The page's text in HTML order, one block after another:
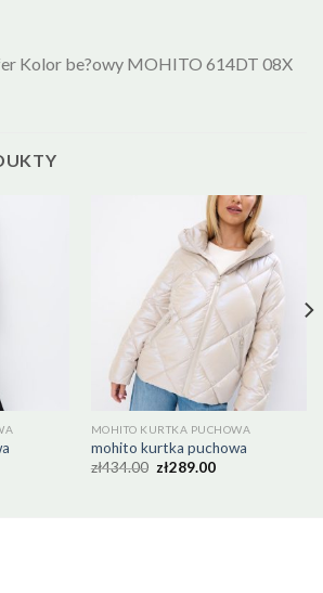
Kolor be?owy MOHITO 614DT 08X
MOHITO KURTKA PUCHOWA
mohito kurtka puchowa
zł434.00 zł289.00